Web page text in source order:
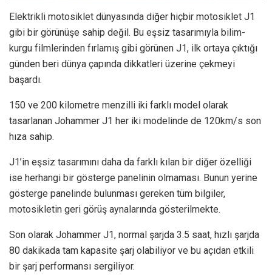
Elektrikli motosiklet dünyasında diğer hiçbir motosiklet J1
gibi bir görünüşe sahip değil. Bu eşsiz tasarımıyla bilim-
kurgu filmlerinden fırlamış gibi görünen J1, ilk ortaya çıktığı
günden beri dünya çapında dikkatleri üzerine çekmeyi
başardı.
150 ve 200 kilometre menzilli iki farklı model olarak
tasarlanan Johammer J1 her iki modelinde de 120km/s son
hıza sahip.
J1’in eşsiz tasarımını daha da farklı kılan bir diğer özelliği
ise herhangi bir gösterge panelinin olmaması. Bunun yerine
gösterge panelinde bulunması gereken tüm bilgiler,
motosikletin geri görüş aynalarında gösterilmekte.
Son olarak Johammer J1, normal şarjda 3.5 saat, hızlı şarjda
80 dakikada tam kapasite şarj olabiliyor ve bu açıdan etkili
bir şarj performansı sergiliyor.